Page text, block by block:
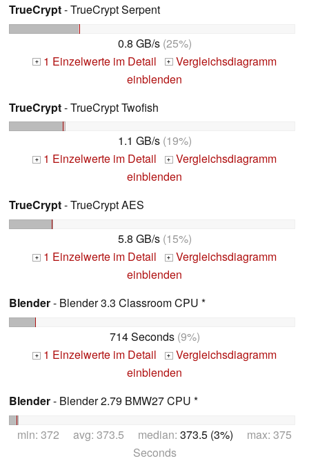
TrueCrypt- TrueCrypt Serpent
0.8 GB/s(25%)
+ 1 Einzelwerte im Detail + Vergleichsdiagramm
einblenden
TrueCrypt- TrueCrypt Twofish
1.1 GB/s(19%)
+ 1 Einzelwerte im Detail + Vergleichsdiagramm
einblenden
TrueCrypt- TrueCrypt AES
5.8 GB/s(15%)
+ 1 Einzelwerte im Detail + Vergleichsdiagramm
einblenden
Blender- Blender 3.3 Classroom CPU *
714 Seconds(9%)
+ 1 Einzelwerte im Detail + Vergleichsdiagramm
einblenden
Blender- Blender 2.79 BMW27 CPU *
min: 372 avg: 373.5 median: 373.5 (3%) max: 375
Seconds